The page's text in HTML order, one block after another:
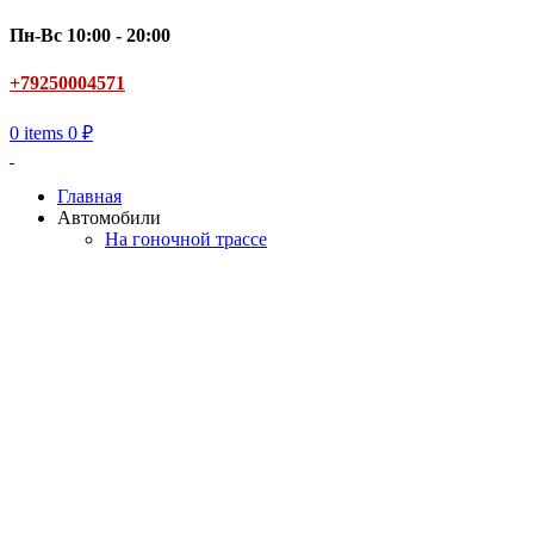
Пн-Вс 10:00 - 20:00
+79250004571
0 items 0 ₽
Главная
Автомобили
На гоночной трассе